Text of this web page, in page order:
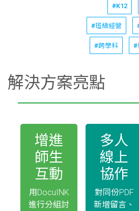
#K12
#班級經營
#跨學科 #
解決方案亮點
增進
師生
互動
用DocuINK
進行分組討
多人
線上
協作
對同份PDF
新增留言、